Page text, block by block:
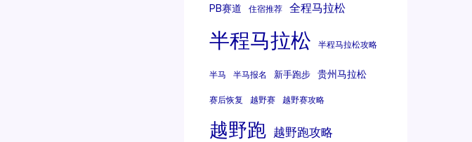
PB赛道 住宿推荐 全程马拉松
半程马拉松 半程马拉松攻略
半马 半马报名 新手跑步 贵州马拉松
赛后恢复 越野赛 越野赛攻略
越野跑 越野跑攻略